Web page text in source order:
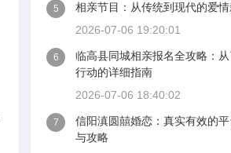
5
相亲节目：从传统到现代的爱
2026-07-06 19:20:01
6
临高县同城相亲报名全攻略：从
行动的详细指南
2026-07-06 18:40:02
7
信阳滇圆囍婚恋：真实有效的
与攻略